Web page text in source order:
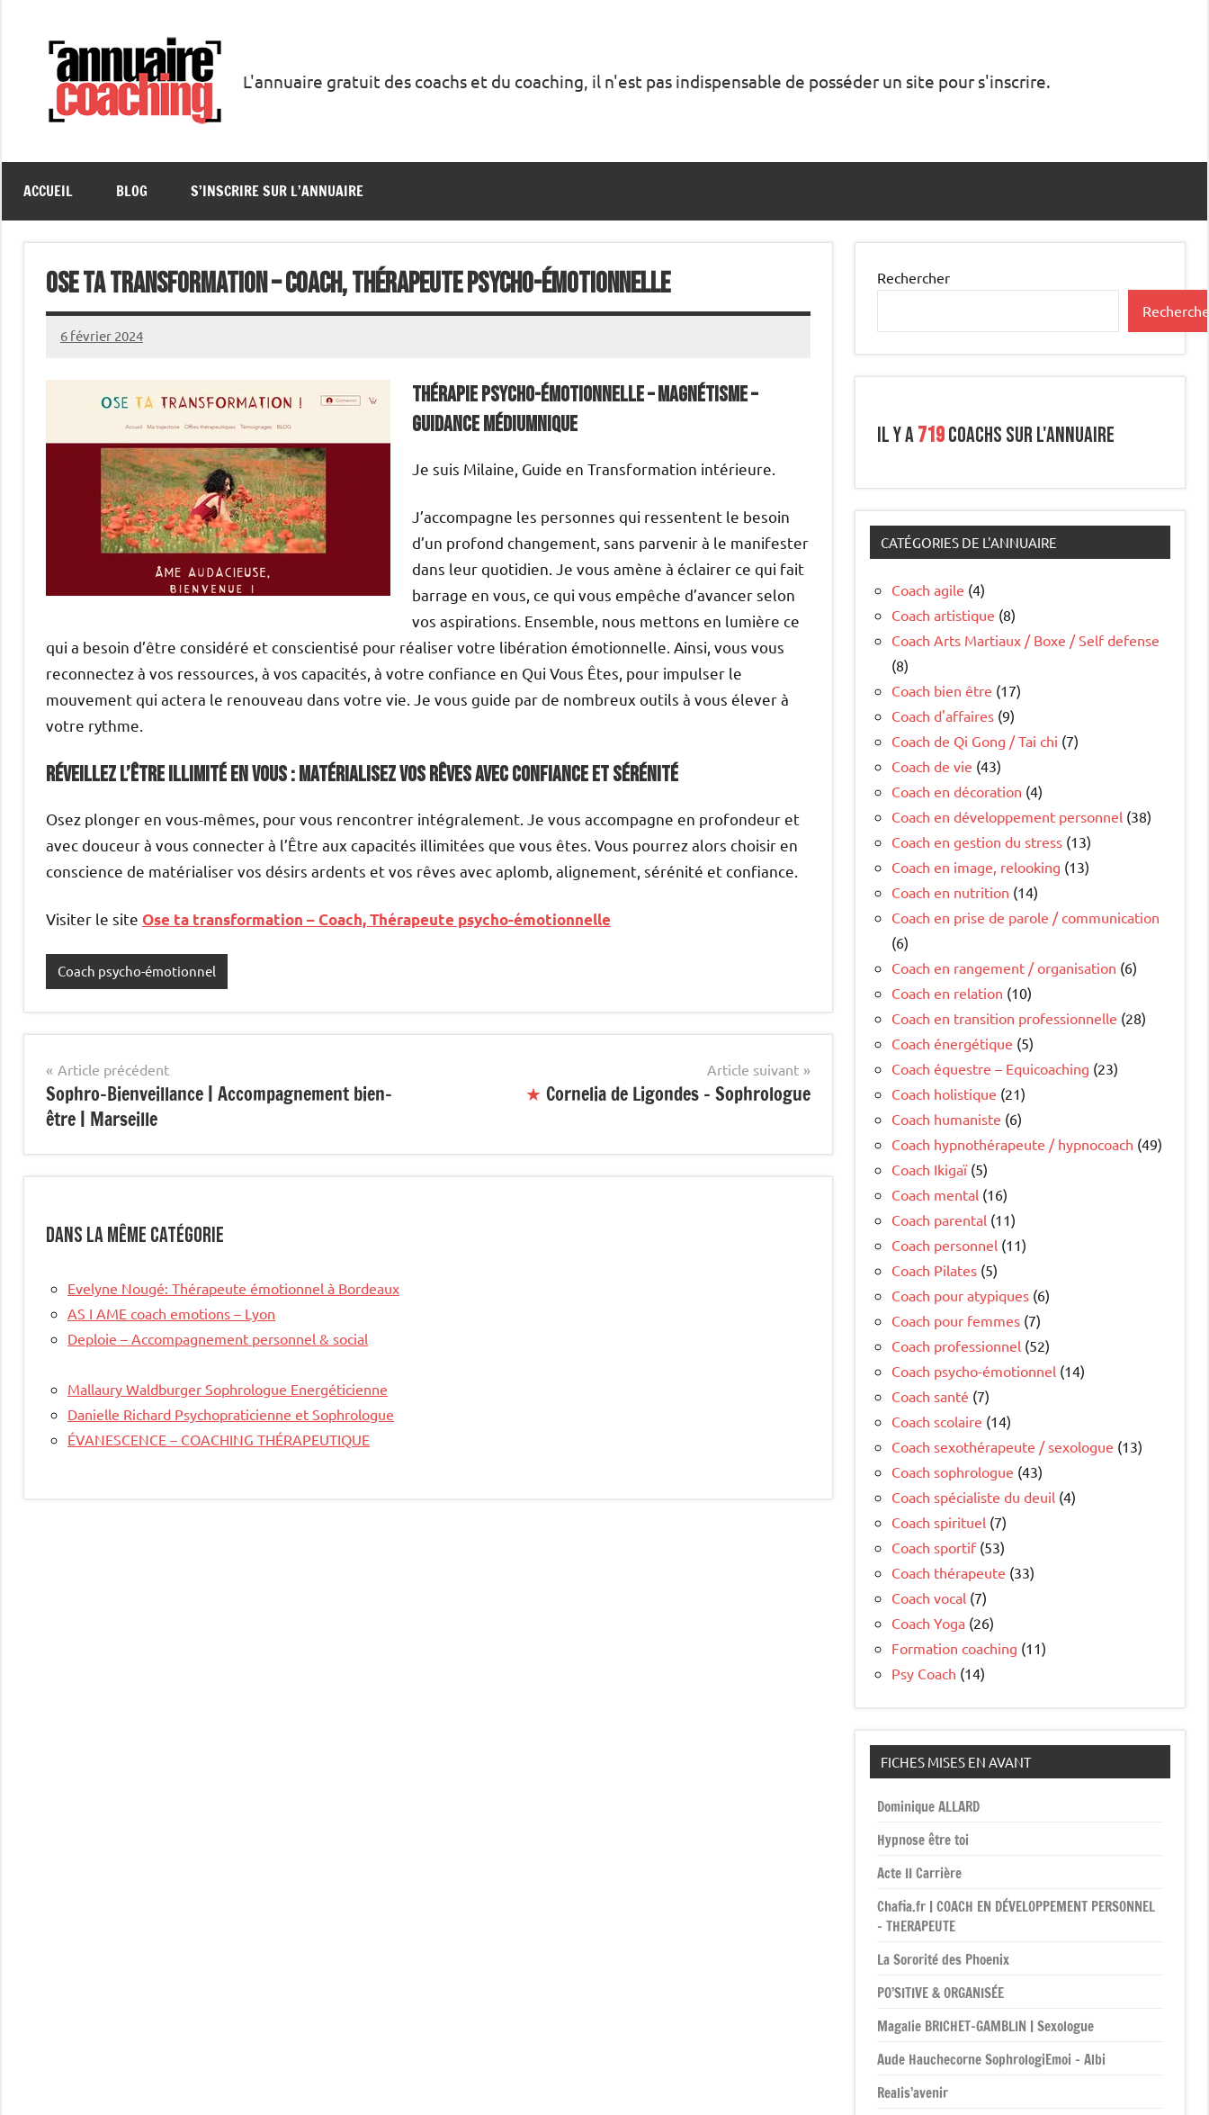
Coaching
L'annuaire gratuit des coachs et du coaching, il n'est pas indispensable de posséder un site pour s'inscrire.
ACCUEIL BLOG S’INSCRIRE SUR L’ANNUAIRE
Ose ta transformation – Coach, Thérapeute psycho-émotionnelle
6 février 2024
annuairecoaching
Thérapie psycho-émotionnelle – Magnétisme –
Guidance médiumnique
Je suis Milaine, Guide en Transformation intérieure.
J’accompagne les personnes qui ressentent le besoin
d’un profond changement, sans parvenir à le manifester
dans leur quotidien. Je vous amène à éclairer ce qui fait
barrage en vous, ce qui vous empêche d’avancer selon
vos aspirations. Ensemble, nous mettons en lumière ce
qui a besoin d’être considéré et conscientisé pour réaliser votre libération émotionnelle. Ainsi, vous vous
reconnectez à vos ressources, à vos capacités, à votre confiance en Qui Vous Êtes, pour impulser le
mouvement qui actera le renouveau dans votre vie. Je vous guide par de nombreux outils à vous élever à
votre rythme.
Réveillez l’être illimité en vous : Matérialisez vos Rêves avec confiance et sérénité
Osez plonger en vous-mêmes, pour vous rencontrer intégralement. Je vous accompagne en profondeur et
avec douceur à vous connecter à l’Être aux capacités illimitées que vous êtes. Vous pourrez alors choisir en
conscience de matérialiser vos désirs ardents et vos rêves avec aplomb, alignement, sérénité et confiance.
Visiter le site Ose ta transformation – Coach, Thérapeute psycho-émotionnelle
Coach psycho-émotionnel
Navigation
de
l’article
Article précédent
Sophro-Bienveillance | Accompagnement bien-
être | Marseille
Article suivant
★ Cornelia de Ligondes – Sophrologue
Dans la même catégorie
Evelyne Nougé: Thérapeute émotionnel à Bordeaux
AS I AME coach emotions – Lyon
Deploie – Accompagnement personnel & social
Mallaury Waldburger Sophrologue Energéticienne
Danielle Richard Psychopraticienne et Sophrologue
ÉVANESCENCE – COACHING THÉRAPEUTIQUE
Rechercher
Il y a719coachs sur l'annuaire
CATÉGORIES DE L'ANNUAIRE
Coach agile (4)
Coach artistique (8)
Coach Arts Martiaux / Boxe / Self defense
(8)
Coach bien être (17)
Coach d'affaires (9)
Coach de Qi Gong / Tai chi (7)
Coach de vie (43)
Coach en décoration (4)
Coach en développement personnel (38)
Coach en gestion du stress (13)
Coach en image, relooking (13)
Coach en nutrition (14)
Coach en prise de parole / communication
(6)
Coach en rangement / organisation (6)
Coach en relation (10)
Coach en transition professionnelle (28)
Coach énergétique (5)
Coach équestre – Equicoaching (23)
Coach holistique (21)
Coach humaniste (6)
Coach hypnothérapeute / hypnocoach (49)
Coach Ikigaï(5)
Coach mental (16)
Coach parental (11)
Coach personnel (11)
Coach Pilates (5)
Coach pour atypiques (6)
Coach pour femmes (7)
Coach professionnel (52)
Coach psycho-émotionnel (14)
Coach santé (7)
Coach scolaire (14)
Coach sexothérapeute / sexologue (13)
Coach sophrologue (43)
Coach spécialiste du deuil (4)
Coach spirituel (7)
Coach sportif(53)
Coach thérapeute (33)
Coach vocal (7)
Coach Yoga (26)
Formation coaching (11)
Psy Coach (14)
FICHES MISES EN AVANT
Dominique ALLARD
Hypnose être toi
Acte II Carrière
Chafia.fr | COACH EN DÉVELOPPEMENT PERSONNEL
– THERAPEUTE
La Sororité des Phoenix
PO’SITIVE & ORGANISÉE
Magalie BRICHET-GAMBLIN | Sexologue
Aude Hauchecorne SophrologiEmoi – Albi
Realis’avenir